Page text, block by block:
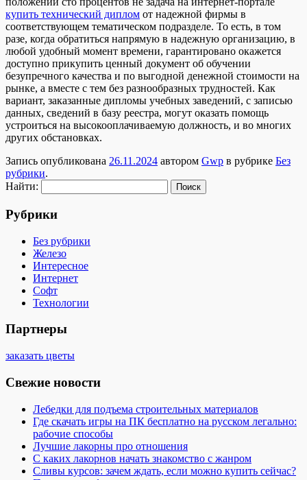
купить технический диплом от надежной фирмы в
соответствующем тематическом подразделе. То есть, в том
разе, когда обратиться напрямую в надежную организацию, в
любой удобный момент времени, гарантировано окажется
доступно прикупить ценный документ об обучении
безупречного качества и по выгодной денежной стоимости на
рынке, а вместе с тем без разнообразных трудностей. Как
вариант, заказанные дипломы учебных заведений, с записью
данных, сведений в базу реестра, могут оказать помощь
устроиться на высокооплачиваемую должность, и во многих
других обстановках.
Запись опубликована 26.11.2024 автором Gwp в рубрике Без
рубрики.
Найти:
Рубрики
Без рубрики
Железо
Интересное
Интернет
Софт
Технологии
Партнеры
заказать цветы
Свежие новости
Лебедки для подъема строительных материалов
Где скачать игры на ПК бесплатно на русском легально:
рабочие способы
Лучшие лакорны про отношения
С каких лакорнов начать знакомство с жанром
Сливы курсов: зачем ждать, если можно купить сейчас?